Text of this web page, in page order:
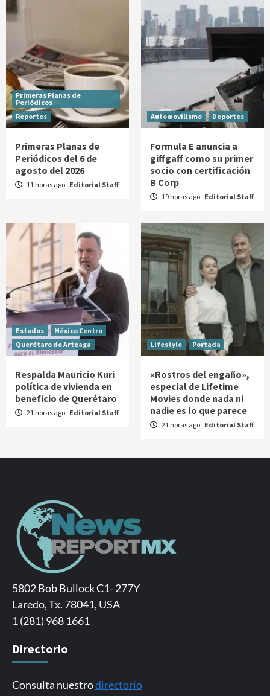
Primeras Planas de
Periódicos
Reportes
Primeras Planas de
Periódicos del 6 de
agosto del 2026
11 horas ago Editorial Staff
Automovilismo Deportes
Formula E anuncia a
giffgaff como su primer
socio con certificación
B Corp
19 horas ago Editorial Staff
Estados
México Centro
Querétaro de Arteaga
Respalda Mauricio Kuri
política de vivienda en
beneficio de Querétaro
21 horas ago Editorial Staff
Lifestyle Portada
«Rostros del engaño»,
especial de Lifetime
Movies donde nada ni
nadie es lo que parece
21 horas ago Editorial Staff
5802 Bob Bullock C1- 277Y
Laredo, Tx. 78041, USA
1 (281) 968 1661
Directorio
Consulta nuestrodirectorio